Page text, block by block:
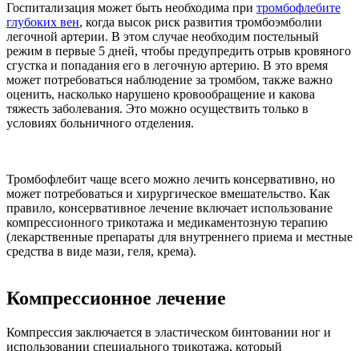
Госпитализация может быть необходима при тромбофлебите
глубоких вен, когда высок риск развития тромбоэмболии
легочной артерии. В этом случае необходим постельный
режим в первые 5 дней, чтобы предупредить отрыв кровяного
сгустка и попадания его в легочную артерию. В это время
может потребоваться наблюдение за тромбом, также важно
оценить, насколько нарушено кровообращение и какова
тяжесть заболевания. Это можно осуществить только в
условиях больничного отделения.
Тромбофлебит чаще всего можно лечить консервативно, но
может потребоваться и хирургическое вмешательство. Как
правило, консервативное лечение включает использование
компрессионного трикотажа и медикаментозную терапию
(лекарственные препараты для внутреннего приема и местные
средства в виде мази, геля, крема).
Компрессионное лечение
Компрессия заключается в эластическом бинтовании ног и
использовании специального трикотажа, который